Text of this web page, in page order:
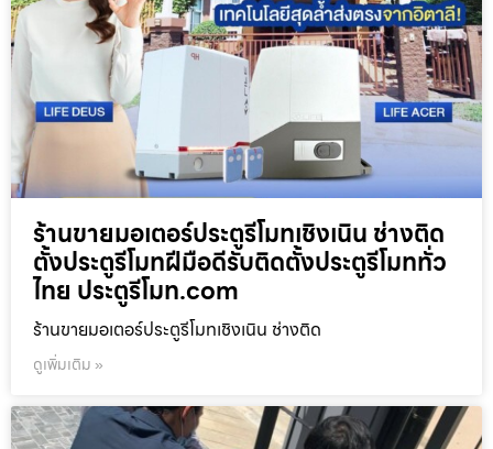
ร้านขายมอเตอร์ประตูรีโมทเชิงเนิน ช่างติด
ตั้งประตูรีโมทฝีมือดีรับติดตั้งประตูรีโมททั่ว
ไทย ประตูรีโมท.com
ร้านขายมอเตอร์ประตูรีโมทเชิงเนิน ช่างติด
ดูเพิ่มเติม »